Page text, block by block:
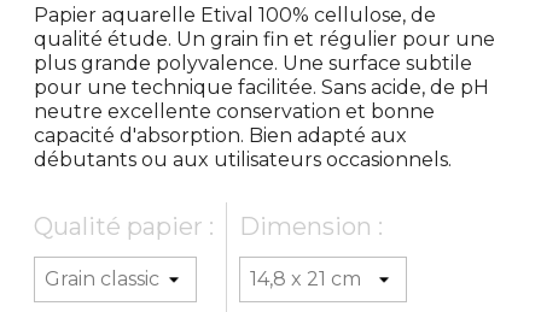
Papier aquarelle Etival 100% cellulose, de
qualité étude. Un grain fin et régulier pour une
plus grande polyvalence. Une surface subtile
pour une technique facilitée. Sans acide, de pH
neutre excellente conservation et bonne
capacité d'absorption. Bien adapté aux
débutants ou aux utilisateurs occasionnels.
Qualité papier : Dimension :